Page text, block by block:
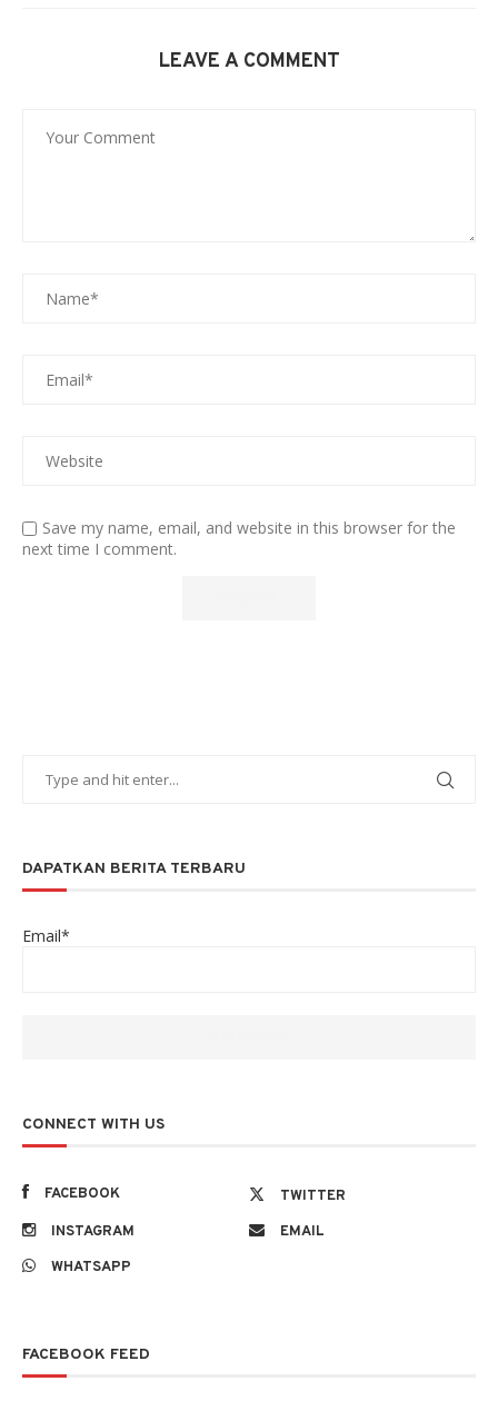
LEAVE A COMMENT
Save my name, email, and website in this browser for the
next time I comment.
DAPATKAN BERITA TERBARU
Email*
CONNECT WITH US
FACEBOOK
TWITTER
INSTAGRAM
EMAIL
WHATSAPP
FACEBOOK FEED